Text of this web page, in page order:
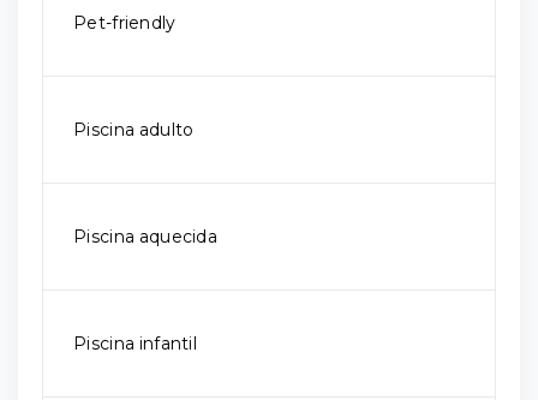
Pet-friendly
Piscina adulto
Piscina aquecida
Piscina infantil